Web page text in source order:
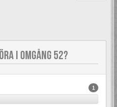
I OMGÅNG 52?
1